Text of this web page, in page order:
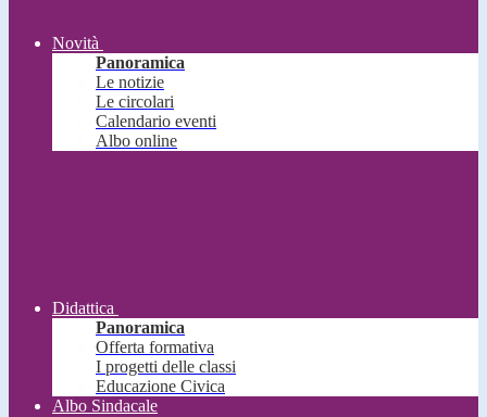
Novità
Panoramica
Le notizie
Le circolari
Calendario eventi
Albo online
Didattica
Panoramica
Offerta formativa
I progetti delle classi
Educazione Civica
Albo Sindacale